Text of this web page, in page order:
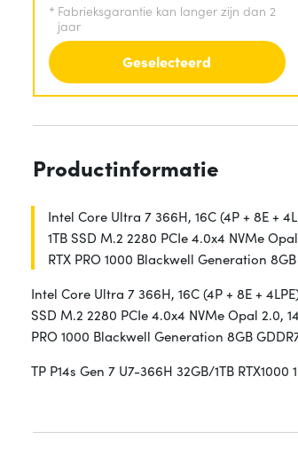
* Fabrieksgarantie kan langer zijn dan 2
jaar
Geselecteerd
Productinformatie
Intel Core Ultra 7 366H, 16C (4P + 8E +
1TB SSD M.2 2280 PCIe 4.0x4 NVMe
RTX PRO 1000 Blackwell Generation
Intel Core Ultra 7 366H, 16C (4P + 8E +
SSD M.2 2280 PCIe 4.0x4 NVMe Opal 2.0,
PRO 1000 Blackwell Generation 8GB
TP P14s Gen 7 U7-366H 32GB/1TB RTX1000 1